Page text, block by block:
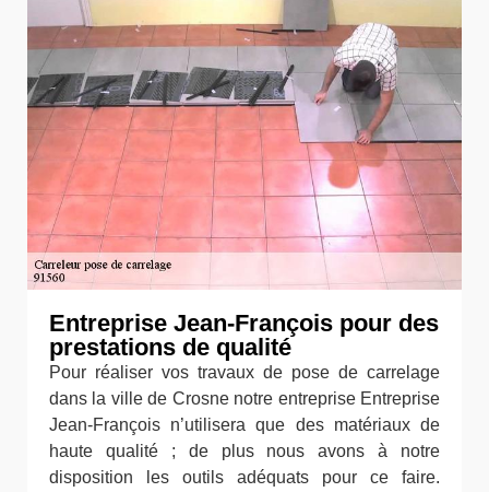
Entreprise Jean-François pour des
prestations de qualité
Pour réaliser vos travaux de pose de carrelage
dans la ville de Crosne notre entreprise Entreprise
Jean-François n’utilisera que des matériaux de
haute qualité ; de plus nous avons à notre
disposition les outils adéquats pour ce faire.